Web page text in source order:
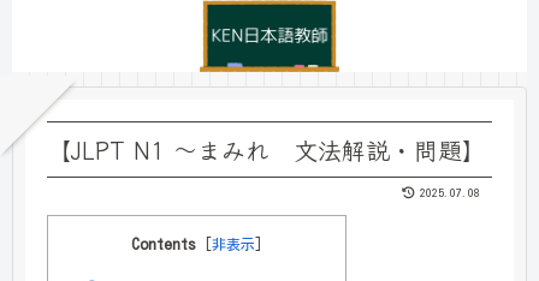
【JLPT N1 ～まみれ 文法解説・問題】
2025.07.08
Contents 非表示